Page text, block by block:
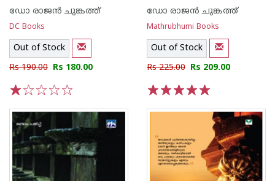
ഡോ രാജ‌ന്‍ ചുങ്കത്ത്
DC Books
Out of Stock
Rs 190.00 Rs 180.00
ഡോ രാജ‌ന്‍ ചുങ്കത്ത്
Mathrubhumi Books
Out of Stock
Rs 225.00 Rs 209.00